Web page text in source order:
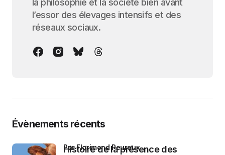
la philosophie et la société bien avant
l’essor des élevages intensifs et des
réseaux sociaux.
Évènements récents
Histoire de la présence des
par Florimond Peureux